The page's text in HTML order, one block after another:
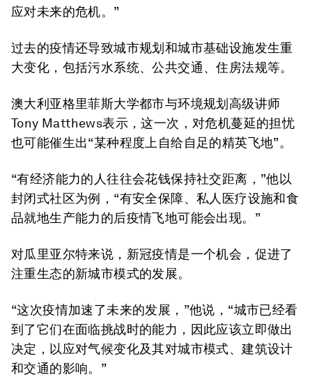
应对未来的危机。”
过去的疫情还导致城市规划和城市基础设施发生重
大变化，包括污水系统、公共交通、住房法规等。
澳大利亚格里菲斯大学都市与环境规划高级讲师
Tony Matthews表示，这一次，对危机蔓延的担忧
也可能催生出“某种程度上自给自足的精英飞地”。
“有经济能力的人往往会花钱保持社交距离，”他以
封闭式社区为例，“有安全保障、私人医疗设施和食
品就地生产能力的后疫情飞地可能会出现。”
对瓜里亚尔特来说，新冠疫情是一个机会，促进了
注重生态的新城市模式的发展。
“这次疫情加速了未来的发展，”他说，“城市已经看
到了它们在面临挑战时的能力，因此应该立即做出
决定，以应对气候变化及其对城市模式、建筑设计
和交通的影响。”